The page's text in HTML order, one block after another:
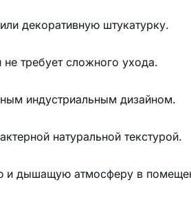
декоративную штукатурку.
требует сложного ухода.
индустриальным дизайном.
натуральной текстурой.
и дышащую атмосферу в